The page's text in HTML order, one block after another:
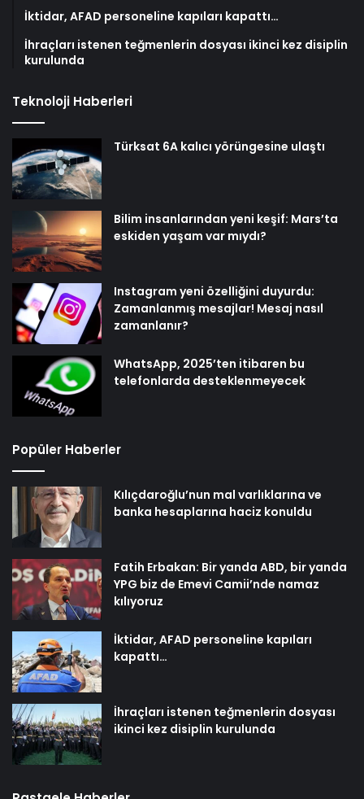
İktidar, AFAD personeline kapıları kapattı…
İhraçları istenen teğmenlerin dosyası ikinci kez disiplin
kurulunda
Teknoloji Haberleri
Türksat 6A kalıcı yörüngesine ulaştı
Bilim insanlarından yeni keşif: Mars’ta
eskiden yaşam var mıydı?
Instagram yeni özelliğini duyurdu:
Zamanlanmış mesajlar! Mesaj nasıl
zamanlanır?
WhatsApp, 2025’ten itibaren bu
telefonlarda desteklenmeyecek
Popüler Haberler
Kılıçdaroğlu’nun mal varlıklarına ve
banka hesaplarına haciz konuldu
Fatih Erbakan: Bir yanda ABD, bir yanda
YPG biz de Emevi Camii’nde namaz
kılıyoruz
İktidar, AFAD personeline kapıları
kapattı…
İhraçları istenen teğmenlerin dosyası
ikinci kez disiplin kurulunda